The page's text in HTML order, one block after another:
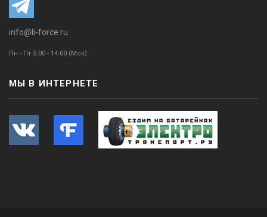
info@li-force.ru
Пн - Пт 5:00 - 14:00 (Мск)
МЫ В ИНТЕРНЕТЕ